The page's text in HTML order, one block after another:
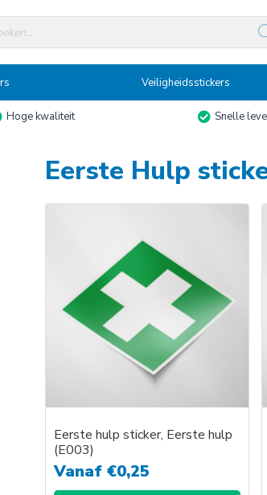
Veiligheidsstickers
Hoge kwaliteit Snelle
Eerste Hulp
Eerste hulp sticker, Eerste hulp
(E003)
Vanaf €0,25